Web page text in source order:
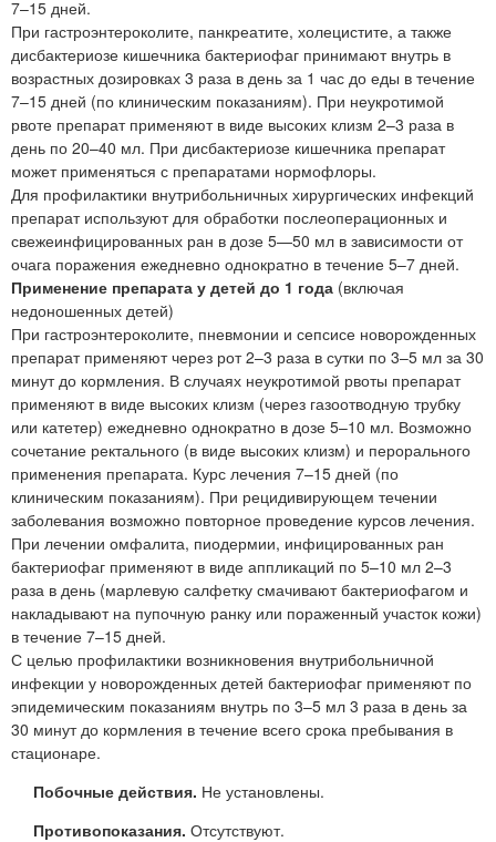
7–15 дней.
При гастроэнтероколите, панкреатите, холецистите, а также
дисбактериозе кишечника бактериофаг принимают внутрь в
возрастных дозировках 3 раза в день за 1 час до еды в течение
7–15 дней (по клиническим показаниям). При неукротимой
рвоте препарат применяют в виде высоких клизм 2–3 раза в
день по 20–40 мл. При дисбактериозе кишечника препарат
может применяться с препаратами нормофлоры.
Для профилактики внутрибольничных хирургических инфекций
препарат используют для обработки послеоперационных и
свежеинфицированных ран в дозе 5—50 мл в зависимости от
очага поражения ежедневно однократно в течение 5–7 дней.
Применение препарата у детей до 1 года (включая
недоношенных детей)
При гастроэнтероколите, пневмонии и сепсисе новорожденных
препарат применяют через рот 2–3 раза в сутки по 3–5 мл за 30
минут до кормления. В случаях неукротимой рвоты препарат
применяют в виде высоких клизм (через газоотводную трубку
или катетер) ежедневно однократно в дозе 5–10 мл. Возможно
сочетание ректального (в виде высоких клизм) и перорального
применения препарата. Курс лечения 7–15 дней (по
клиническим показаниям). При рецидивирующем течении
заболевания возможно повторное проведение курсов лечения.
При лечении омфалита, пиодермии, инфицированных ран
бактериофаг применяют в виде аппликаций по 5–10 мл 2–3
раза в день (марлевую салфетку смачивают бактериофагом и
накладывают на пупочную ранку или пораженный участок кожи)
в течение 7–15 дней.
С целью профилактики возникновения внутрибольничной
инфекции у новорожденных детей бактериофаг применяют по
эпидемическим показаниям внутрь по 3–5 мл 3 раза в день за
30 минут до кормления в течение всего срока пребывания в
стационаре.
Побочные действия. Не установлены.
Противопоказания. Отсутствуют.